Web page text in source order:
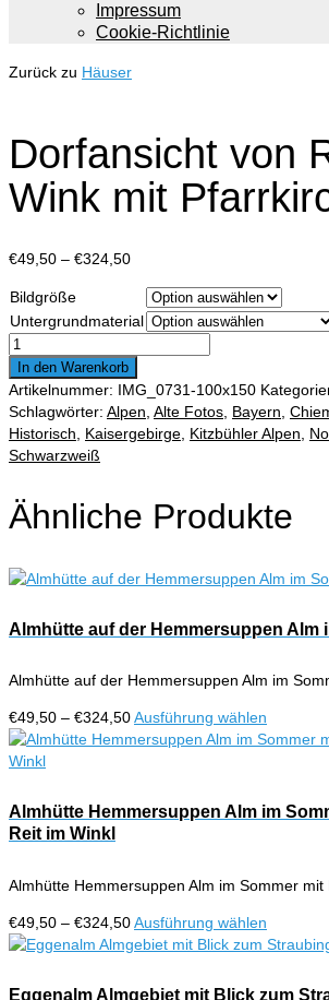
Impressum
Cookie-Richtlinie
Zurück zu Häuser
Dorfansicht von
Wink mit
€49,50 – €324,50Preisspanne:
€324,50
Bildgröße
Untergrundmaterial
Dorfansicht
von
Reit
im
Wink
mit
Menge
In den Warenkorb
Artikelnummer: IMG_0731-100x150
Schlagwörter: Alpen Alte Fotos Bayern
Historisch
Kaisergebirge Kitzbühler Alpen
Schwarzweiß
Ähnliche Produkte
Almhütte auf der Hemmersuppen Alm
Almhütte auf der Hemmersuppen Alm im
€49,50 – €324,50Preisspanne:
€49,50
Ausführung wählen
Produkt
auf.
können
der
Almhütte Hemmersuppen Alm im
Reit im Winkl
Almhütte Hemmersuppen Alm im Sommer mit
€49,50 – €324,50Preisspanne:
€49,50
€324,50
Ausführung wählen
Produkt
mehrere
Eggenalm Almgebiet mit Blick zum